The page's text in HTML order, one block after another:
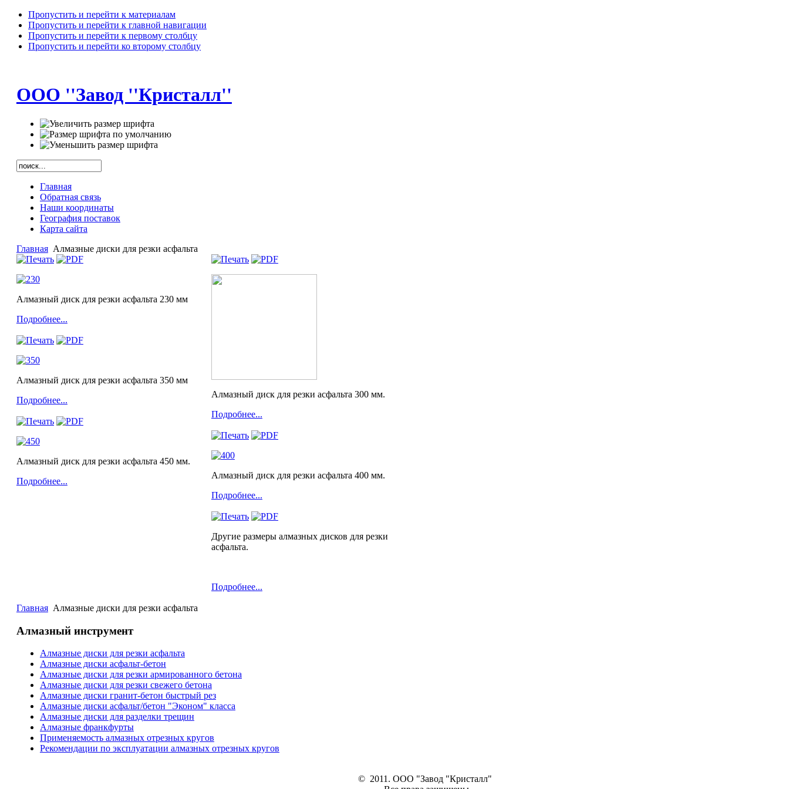
Пропустить и перейти к материалам
Пропустить и перейти к главной навигации
Пропустить и перейти к первому столбцу
Пропустить и перейти ко второму столбцу
ООО ''Завод ''Кристалл''
Главная
Обратная связь
Наши координаты
География поставок
Карта сайта
Главная Алмазные диски для резки асфальта
Алмазный диск для резки асфальта 230 мм
Подробнее...
Алмазный диск для резки асфальта 350 мм
Подробнее...
Алмазный диск для резки асфальта 450 мм.
Подробнее...
Алмазный диск для резки асфальта 300 мм.
Подробнее...
Алмазный диск для резки асфальта 400 мм.
Подробнее...
Другие размеры алмазных дисков для резки
асфальта.
Подробнее...
Главная Алмазные диски для резки асфальта
Алмазный инструмент
Алмазные диски для резки асфальта
Алмазные диски асфальт-бетон
Алмазные диски для резки армированного бетона
Алмазные диски для резки свежего бетона
Алмазные диски гранит-бетон быстрый рез
Алмазные диски асфальт/бетон "Эконом" класса
Алмазные диски для разделки трещин
Алмазные франкфурты
Применяемость алмазных отрезных кругов
Рекомендации по эксплуатации алмазных отрезных кругов
© 2011. ООО "Завод "Кристалл"